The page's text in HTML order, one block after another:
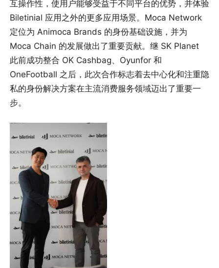
互操作性，使用户能够受益于不同平台的优势，并体验
Biletinial 应用之外的更多应用场景。Moca Network
定位为 Animoca Brands 的身份基础设施，并为
Moca Chain 的发展做出了重要贡献。继 SK Planet
此前成功整合 OK Cashbag、Oyunfor 和
OneFootball 之后，此次合作标志着去中心化和注重隐
私的身份解决方案在主流消费服务领域迈出了重要一
步。